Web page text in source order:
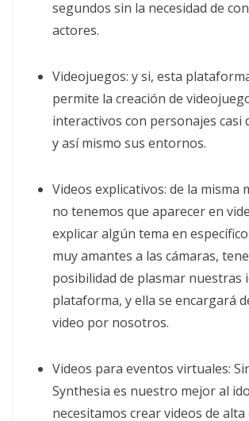
segundos sin la necesidad de
actores.
Videojuegos: y si, esta
permite la creación de
interactivos con personajes casi
y así mismo sus entornos.
Videos explicativos: de la misma
no tenemos que aparecer en
explicar algún tema en
muy amantes a las cámaras,
posibilidad de plasmar nuestras
plataforma, y ella se encargará
video por nosotros.
Videos para eventos virtuales:
Synthesia es nuestro mejor al
necesitamos crear videos de alta